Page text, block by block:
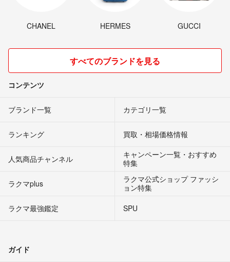
CHANEL HERMES GUCCI
すべてのブランドを見る
コンテンツ
ブランド一覧 カテゴリ一覧
ランキング 買取・相場価格情報
人気商品チャンネル
キャンペーン一覧・おすすめ
特集
ラクマplus
ラクマ公式ショップ ファッシ
ョン特集
ラクマ最強鑑定
SPU
ガイド